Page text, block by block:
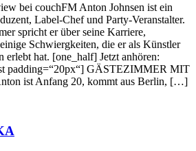
bei couchFM Anton Johnsen ist ein
Label-Chef und Party-Veranstalter.
spricht er über seine Karriere,
Schwiergkeiten, die er als Künstler
erlebt hat. [one_half] Jetzt anhören:
padding=“20px“] GÄSTEZIMMER MIT
ist Anfang 20, kommt aus Berlin, […]